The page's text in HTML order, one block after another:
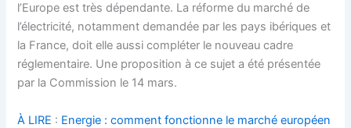
l’Europe est très dépendante. La réforme du marché de
l’électricité, notamment demandée par les pays ibériques et
la France, doit elle aussi compléter le nouveau cadre
réglementaire. Une proposition à ce sujet a été présentée
par la Commission le 14 mars.
À LIRE : Energie : comment fonctionne le marché européen